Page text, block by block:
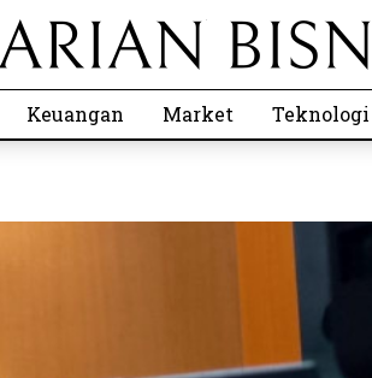
Keuangan Market Teknologi